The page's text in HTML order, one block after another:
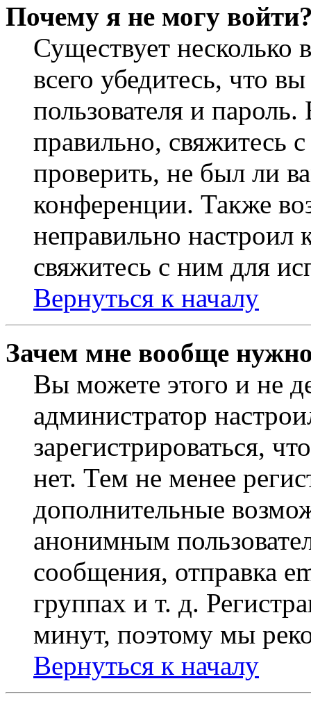
Почему я не могу
Существует
всего убедитесь, что
пользователя и
правильно, свяжитесь
проверить, не был ли
конференции. Также
неправильно
свяжитесь с ним для
Вернуться к началу
Зачем мне вообще
Вы можете этого и не
администратор
зарегистрироваться,
нет. Тем не менее
дополнительные
анонимным
сообщения, отправка
группах и т. д.
минут, поэтому мы
Вернуться к началу